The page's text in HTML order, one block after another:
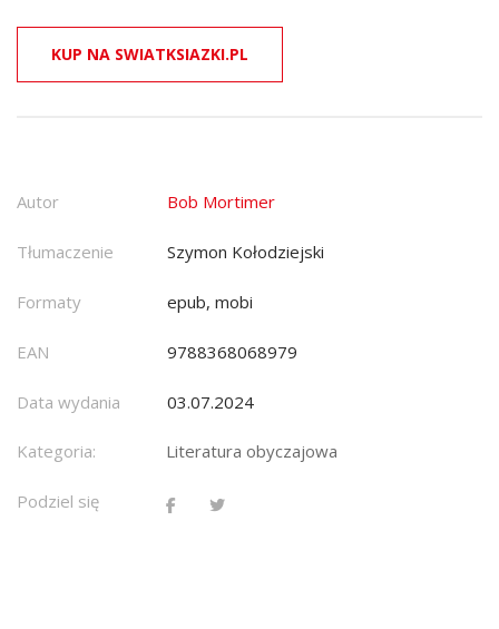
KUP NA SWIATKSIAZKI.PL
Autor Bob Mortimer
Tłumaczenie Szymon Kołodziejski
Formaty epub, mobi
EAN 9788368068979
Data wydania 03.07.2024
Kategoria: Literatura obyczajowa
Podziel się